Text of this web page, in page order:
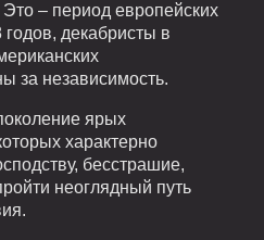
– период европейских
декабристы в
за независимость.
ярых
характерно
бесстрашие,
неоглядный путь